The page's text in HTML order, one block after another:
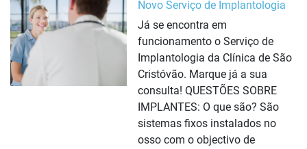
Novo Serviço de Implantologia
Já se encontra em
funcionamento o Serviço de
Implantologia da Clínica de São
Cristóvão. Marque já a sua
consulta! QUESTÕES SOBRE
IMPLANTES: O que são? São
sistemas fixos instalados no
osso com o objectivo de